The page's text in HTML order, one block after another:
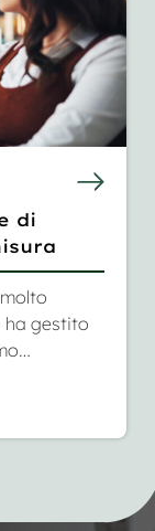
di
ha gestito